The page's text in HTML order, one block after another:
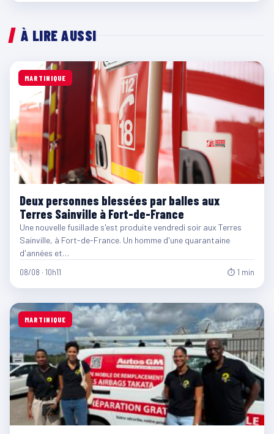
À LIRE AUSSI
MARTINIQUE
Deux personnes blessées par balles aux
Terres Sainville à Fort-de-France
Une nouvelle fusillade s'est produite vendredi soir aux Terres
Sainville, à Fort-de-France. Un homme d'une quarantaine
d'années et…
08/08 · 10h11 ⏱ 1 min
MARTINIQUE